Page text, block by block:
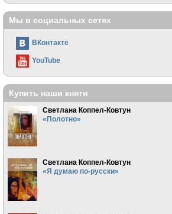
Мы в социальных сетях
ВКонтакте
YouTube
Купить наши книги
Светлана Коппел-Ковтун
«Полотно»
Светлана Коппел-Ковтун
«Я думаю по-русски»